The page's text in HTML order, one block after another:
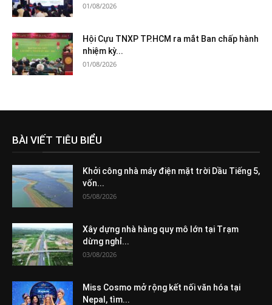
01/08/2026
Hội Cựu TNXP TP.HCM ra mắt Ban chấp hành
nhiệm kỳ...
01/08/2026
BÀI VIẾT TIÊU BIỂU
Khởi công nhà máy điện mặt trời Dầu Tiếng 5,
vốn...
05/08/2026
Xây dựng nhà hàng quy mô lớn tại Trạm
dừng nghỉ...
03/08/2026
Miss Cosmo mở rộng kết nối văn hóa tại
Nepal, tìm...